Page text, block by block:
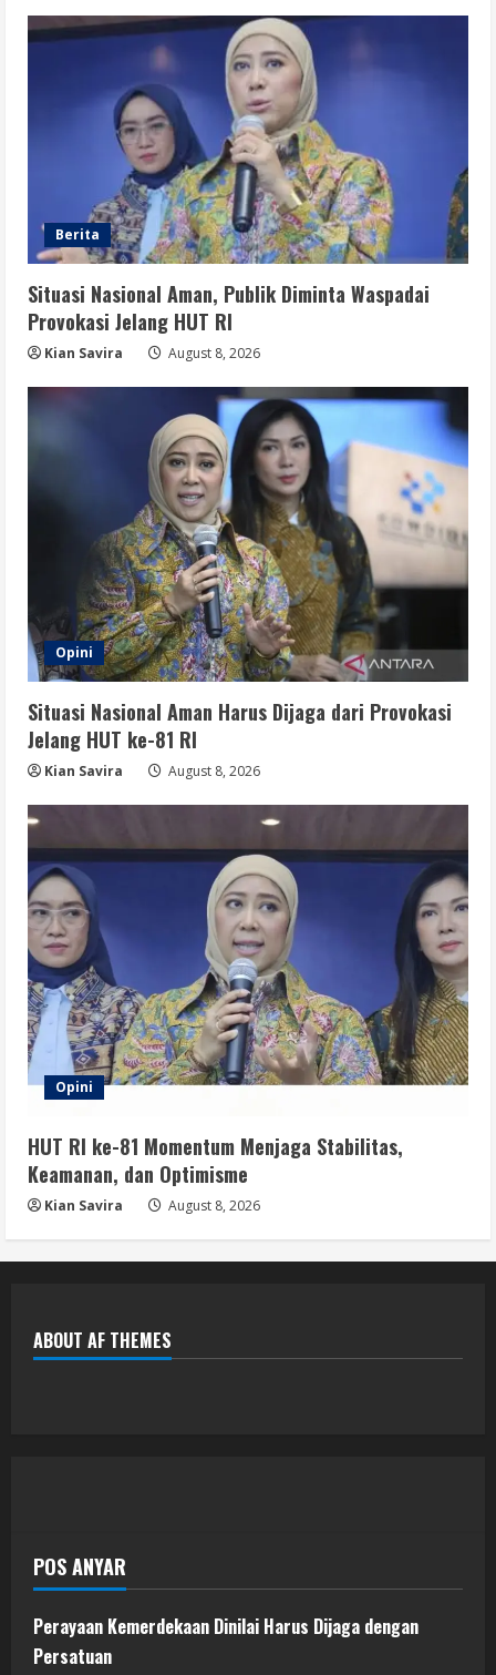
5
Jurnalistik
August 8, 2026
Berita
Situasi Nasional Aman, Publik Diminta Waspadai
Provokasi Jelang HUT RI
Kian Savira August 8, 2026
Opini
Situasi Nasional Aman Harus Dijaga dari Provokasi
Jelang HUT ke-81 RI
Kian Savira August 8, 2026
Opini
HUT RI ke-81 Momentum Menjaga Stabilitas,
Keamanan, dan Optimisme
Kian Savira August 8, 2026
ABOUT AF THEMES
POS ANYAR
Perayaan Kemerdekaan Dinilai Harus Dijaga dengan
Persatuan